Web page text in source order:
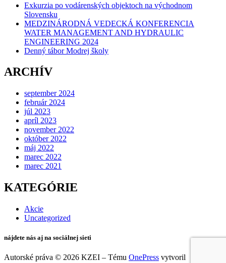
Exkurzia po vodárenských objektoch na východnom
Slovensku
MEDZINÁRODNÁ VEDECKÁ KONFERENCIA
WATER MANAGEMENT AND HYDRAULIC
ENGINEERING 2024
Denný tábor Modrej školy
ARCHÍV
september 2024
február 2024
júl 2023
apríl 2023
november 2022
október 2022
máj 2022
marec 2022
marec 2021
KATEGÓRIE
Akcie
Uncategorized
nájdete nás aj na sociálnej sieti
Autorské práva © 2026 KZEI – Tému OnePress vytvoril